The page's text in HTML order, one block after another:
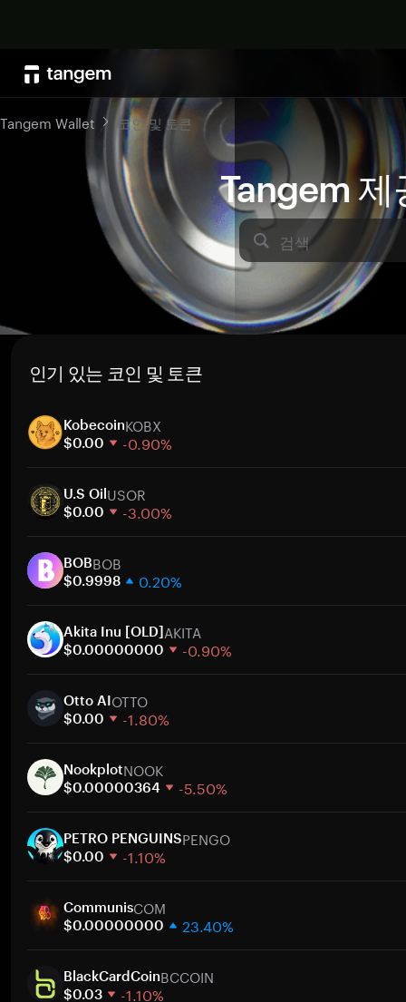
Tangem 제
검색
Tangem Wallet 코인 및 토큰
인기 있는 코인 및 토큰
KobecoinKOBX
$0.00 -0.90%
30일
시가총액
U.S OilUSOR
$0.00 -3.00%
30일
시가총액
BOBBOB
$0.9998 0.20%
30일
시가총액
Akita Inu [OLD]AKITA
$0.00000000 -0.90%
30일
시가총액
Otto AIOTTO
$0.00 -1.80%
30일
시가총액
NookplotNOOK
$0.00000364 -5.50%
30일
시가총액
PETRO PENGUINSPENGO
$0.00 -1.10%
30일
시가총액
CommunisCOM
$0.00000000 23.40%
30일
시가총액
BlackCardCoinBCCOIN
$0.03 -1.10%